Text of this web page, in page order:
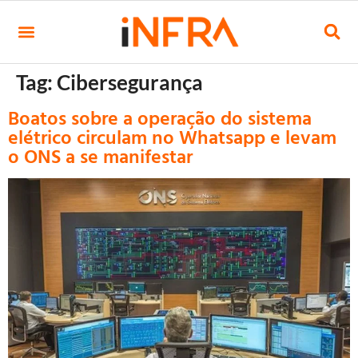
Tag:Cibersegurança
Boatos sobre a operação do sistema
elétrico circulam no Whatsapp e levam
o ONS a se manifestar